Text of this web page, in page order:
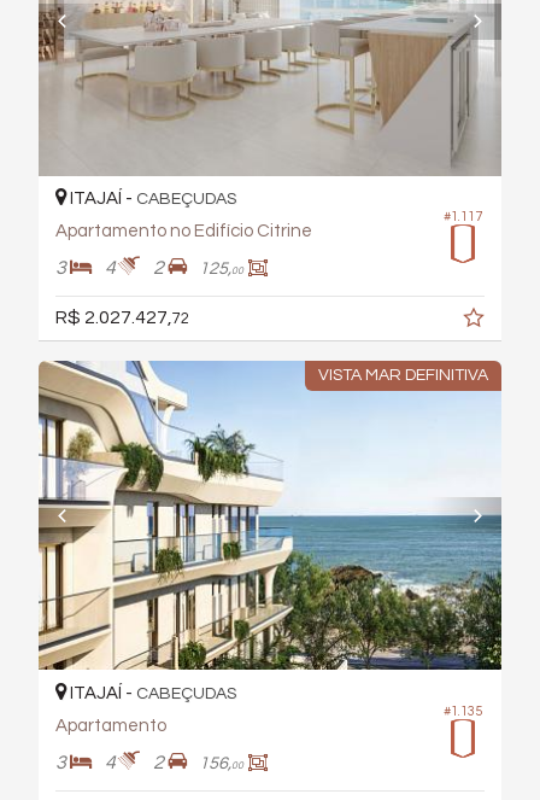
#1.117
ITAJAÍ - CABEÇUDAS
Apartamento no Edifício Citrine
3 4 2 125,00
R$ 2.027.427, 72
VISTA MAR DEFINITIVA
#1.135
ITAJAÍ - CABEÇUDAS
Apartamento
3 4 2 156,00